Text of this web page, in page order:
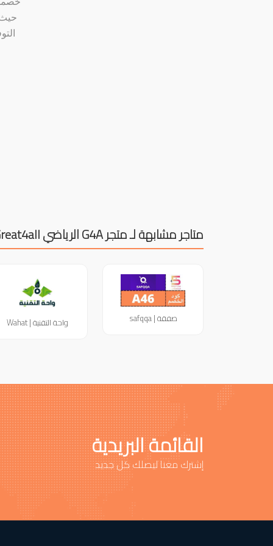
متاجر مشابهة لـ متجر G4A الرياضي Great4all
صفقة | safqqa واحة التقنية | Wahat
القائمة البريدية
إشترك معنا ليصلك كل جديد